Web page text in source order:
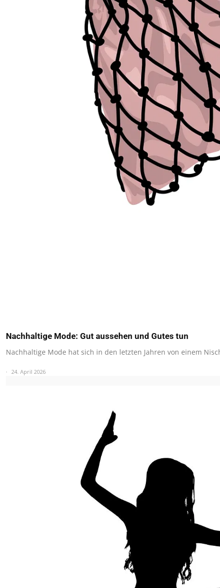
Nachhaltige Mode: Gut aussehen und Gutes tun
Nachhaltige Mode hat sich in den letzten Jahren von einem
24. April 2026